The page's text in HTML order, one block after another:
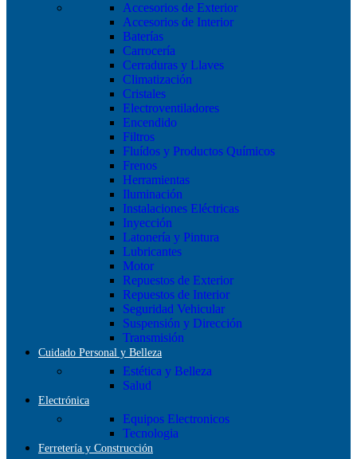
Accesorios de Exterior
Accesorios de Interior
Baterías
Carrocería
Cerraduras y Llaves
Climatización
Cristales
Electroventiladores
Encendido
Filtros
Fluídos y Productos Químicos
Frenos
Herramientas
Iluminación
Instalaciones Eléctricas
Inyección
Latonería y Pintura
Lubricantes
Motor
Repuestos de Exterior
Repuestos de Interior
Seguridad Vehicular
Suspensión y Dirección
Transmisión
Cuidado Personal y Belleza
Estética y Belleza
Salud
Electrónica
Equipos Electronicos
Tecnologia
Ferretería y Construcción